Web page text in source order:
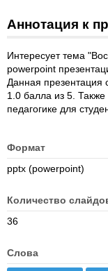
Аннотация к
Интересует тема
powerpoint
Данная презентация
1.0 балла из 5.
педагогике для
Формат
pptx (powerpoint)
Количество
36
Слова